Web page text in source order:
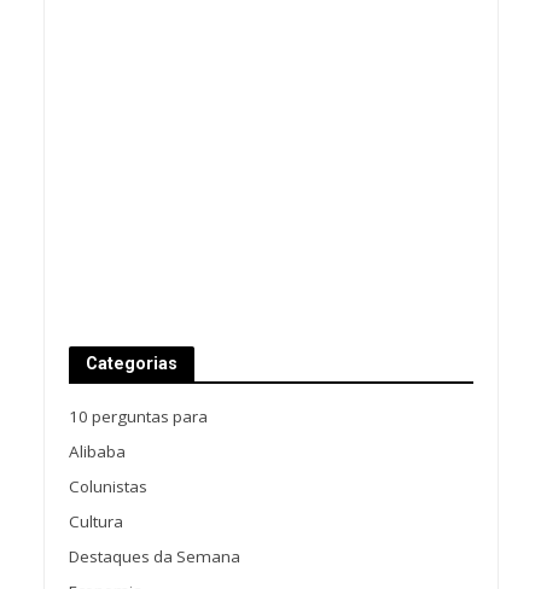
Categorias
10 perguntas para
Alibaba
Colunistas
Cultura
Destaques da Semana